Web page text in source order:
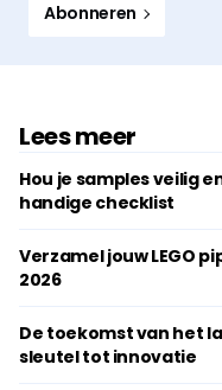
Abonneren
Lees meer
Hou je samples veilig
handige checklist
Verzamel jouw LEGO
2026
De toekomst van het
sleutel tot innovatie